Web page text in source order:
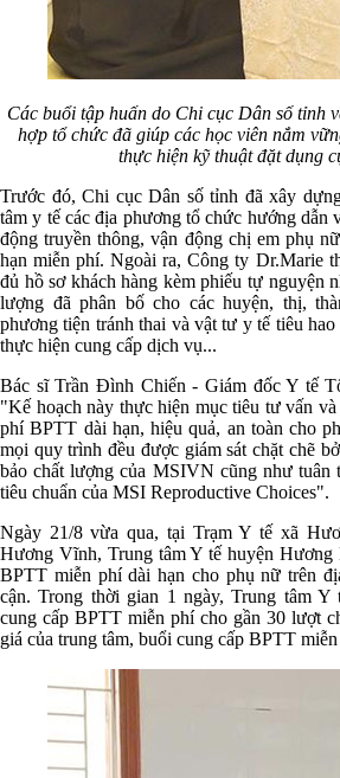
Các buổi tập huấn do Chi cục Dân số tỉnh
hợp tổ chức đã giúp các học viên nắm
thực hiện kỹ thuật đặt dụng
Trước đó, Chi cục Dân số tỉnh đã xây
tâm y tế các địa phương tổ chức hướng dẫn
động truyền thông, vận động chị em phụ
hạn miễn phí. Ngoài ra, Công ty Dr.Marie
đủ hồ sơ khách hàng kèm phiếu tự nguyện
lượng đã phân bố cho các huyện, thị,
phương tiện tránh thai và vật tư y tế tiêu
thực hiện cung cấp dịch vụ...
Bác sĩ Trần Đình Chiến - Giám đốc Y tế
"Kế hoạch này thực hiện mục tiêu tư vấn và
phí BPTT dài hạn, hiệu quả, an toàn cho
mọi quy trình đều được giám sát chặt chẽ
bảo chất lượng của MSIVN cũng như tuân
tiêu chuẩn của MSI Reproductive Choices".
Ngày 21/8 vừa qua, tại Trạm Y tế xã
Hương Vĩnh, Trung tâm Y tế huyện Hương
BPTT miễn phí dài hạn cho phụ nữ trên
cận. Trong thời gian 1 ngày, Trung tâm
cung cấp BPTT miễn phí cho gần 30 lượt
giá của trung tâm, buổi cung cấp BPTT